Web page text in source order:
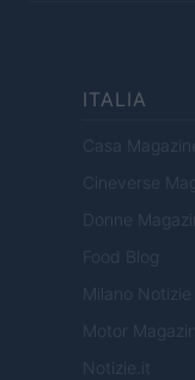
ITALIA
Casa
Cineverse
Donne
Food Blog
Milano Notizie
Motor
Notizie.it